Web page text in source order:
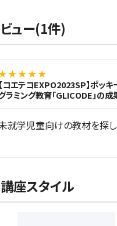
ュー(1件)
★ ★ ★ ★
【コエテコEXPO2023SP】ポッ
ラミング教育「GLICODE」の
就学児童向けの教材を探し
講座スタイル